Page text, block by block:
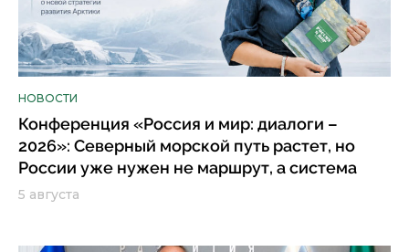
НОВОСТИ
Конференция «Россия и мир: диалоги –
2026»: Северный морской путь растет, но
России уже нужен не маршрут, а система
5 августа